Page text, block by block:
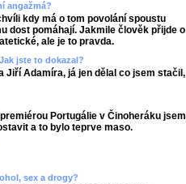
angažmá?
kdy má o tom povolání spoustu
dost pomáhají. Jakmile člověk přijde o
ale je to pravda.
jste to dokazal?
Jiří Adamíra, já jen dělal co jsem stačil,
Portugálie v Činoheráku jsem
a to bylo teprve maso.
sex a drogy?